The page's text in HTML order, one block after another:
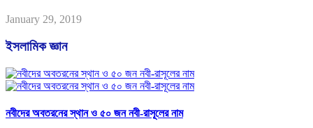
January 29, 2019
ইসলামিক জ্ঞান
নবীদের অবতরনের স্থান ও ৫০ জন নবী-রাসূলের নাম